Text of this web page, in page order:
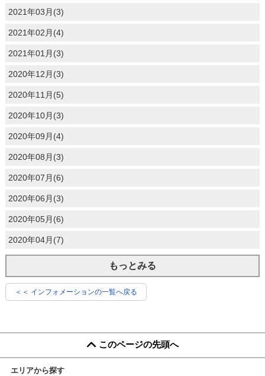
2021年03月(3)
2021年02月(4)
2021年01月(3)
2020年12月(3)
2020年11月(5)
2020年10月(3)
2020年09月(4)
2020年08月(3)
2020年07月(6)
2020年06月(3)
2020年05月(6)
2020年04月(7)
もっとみる
＜＜ インフォメーションの一覧へ戻る
このページの先頭へ
エリアから探す